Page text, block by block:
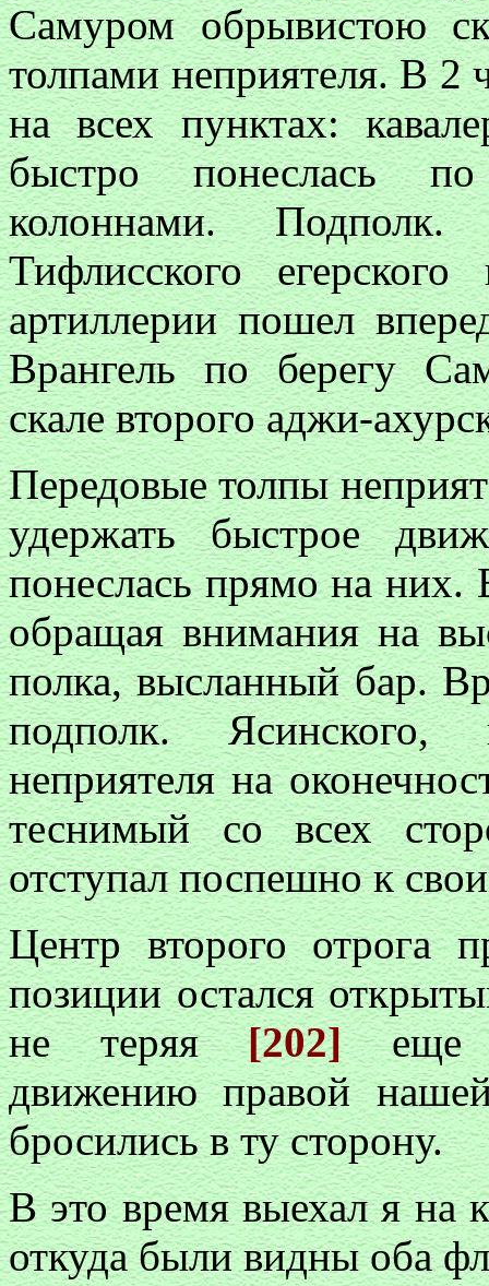
Самуром обрывистою
толпами неприятеля. В 2
на всех пунктах:
быстро понеслась
колоннами.
Тифлисского
артиллерии пошел
Врангель по берегу
скале второго аджи-
Передовые толпы
удержать быстрое
понеслась прямо на них.
обращая внимания на
полка, высланный бар.
подполк. Ясинского,
неприятеля на
теснимый со всех
отступал поспешно к
Центр второго отрога
позиции остался
не теряя[202]еще
движению правой
бросились в ту сторону.
В это время выехал я на
откуда были видны оба